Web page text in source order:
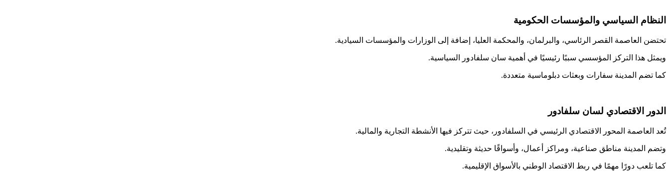
النظام السياسي والمؤسسات الحكومية
تحتضن العاصمة القصر الرئاسي، والبرلمان، والمحكمة العليا، إضافة إلى الوزارات والمؤسسات السيادية.
ويمثل هذا التركز المؤسسي سببًا رئيسيًا في أهمية سان سلفادور السياسية.
كما تضم المدينة سفارات وبعثات دبلوماسية متعددة.
الدور الاقتصادي لسان سلفادور
تُعد العاصمة المحور الاقتصادي الرئيسي في السلفادور، حيث تتركز فيها الأنشطة التجارية والمالية.
وتضم المدينة مناطق صناعية، ومراكز أعمال، وأسواقًا حديثة وتقليدية.
كما تلعب دورًا مهمًا في ربط الاقتصاد الوطني بالأسواق الإقليمية.